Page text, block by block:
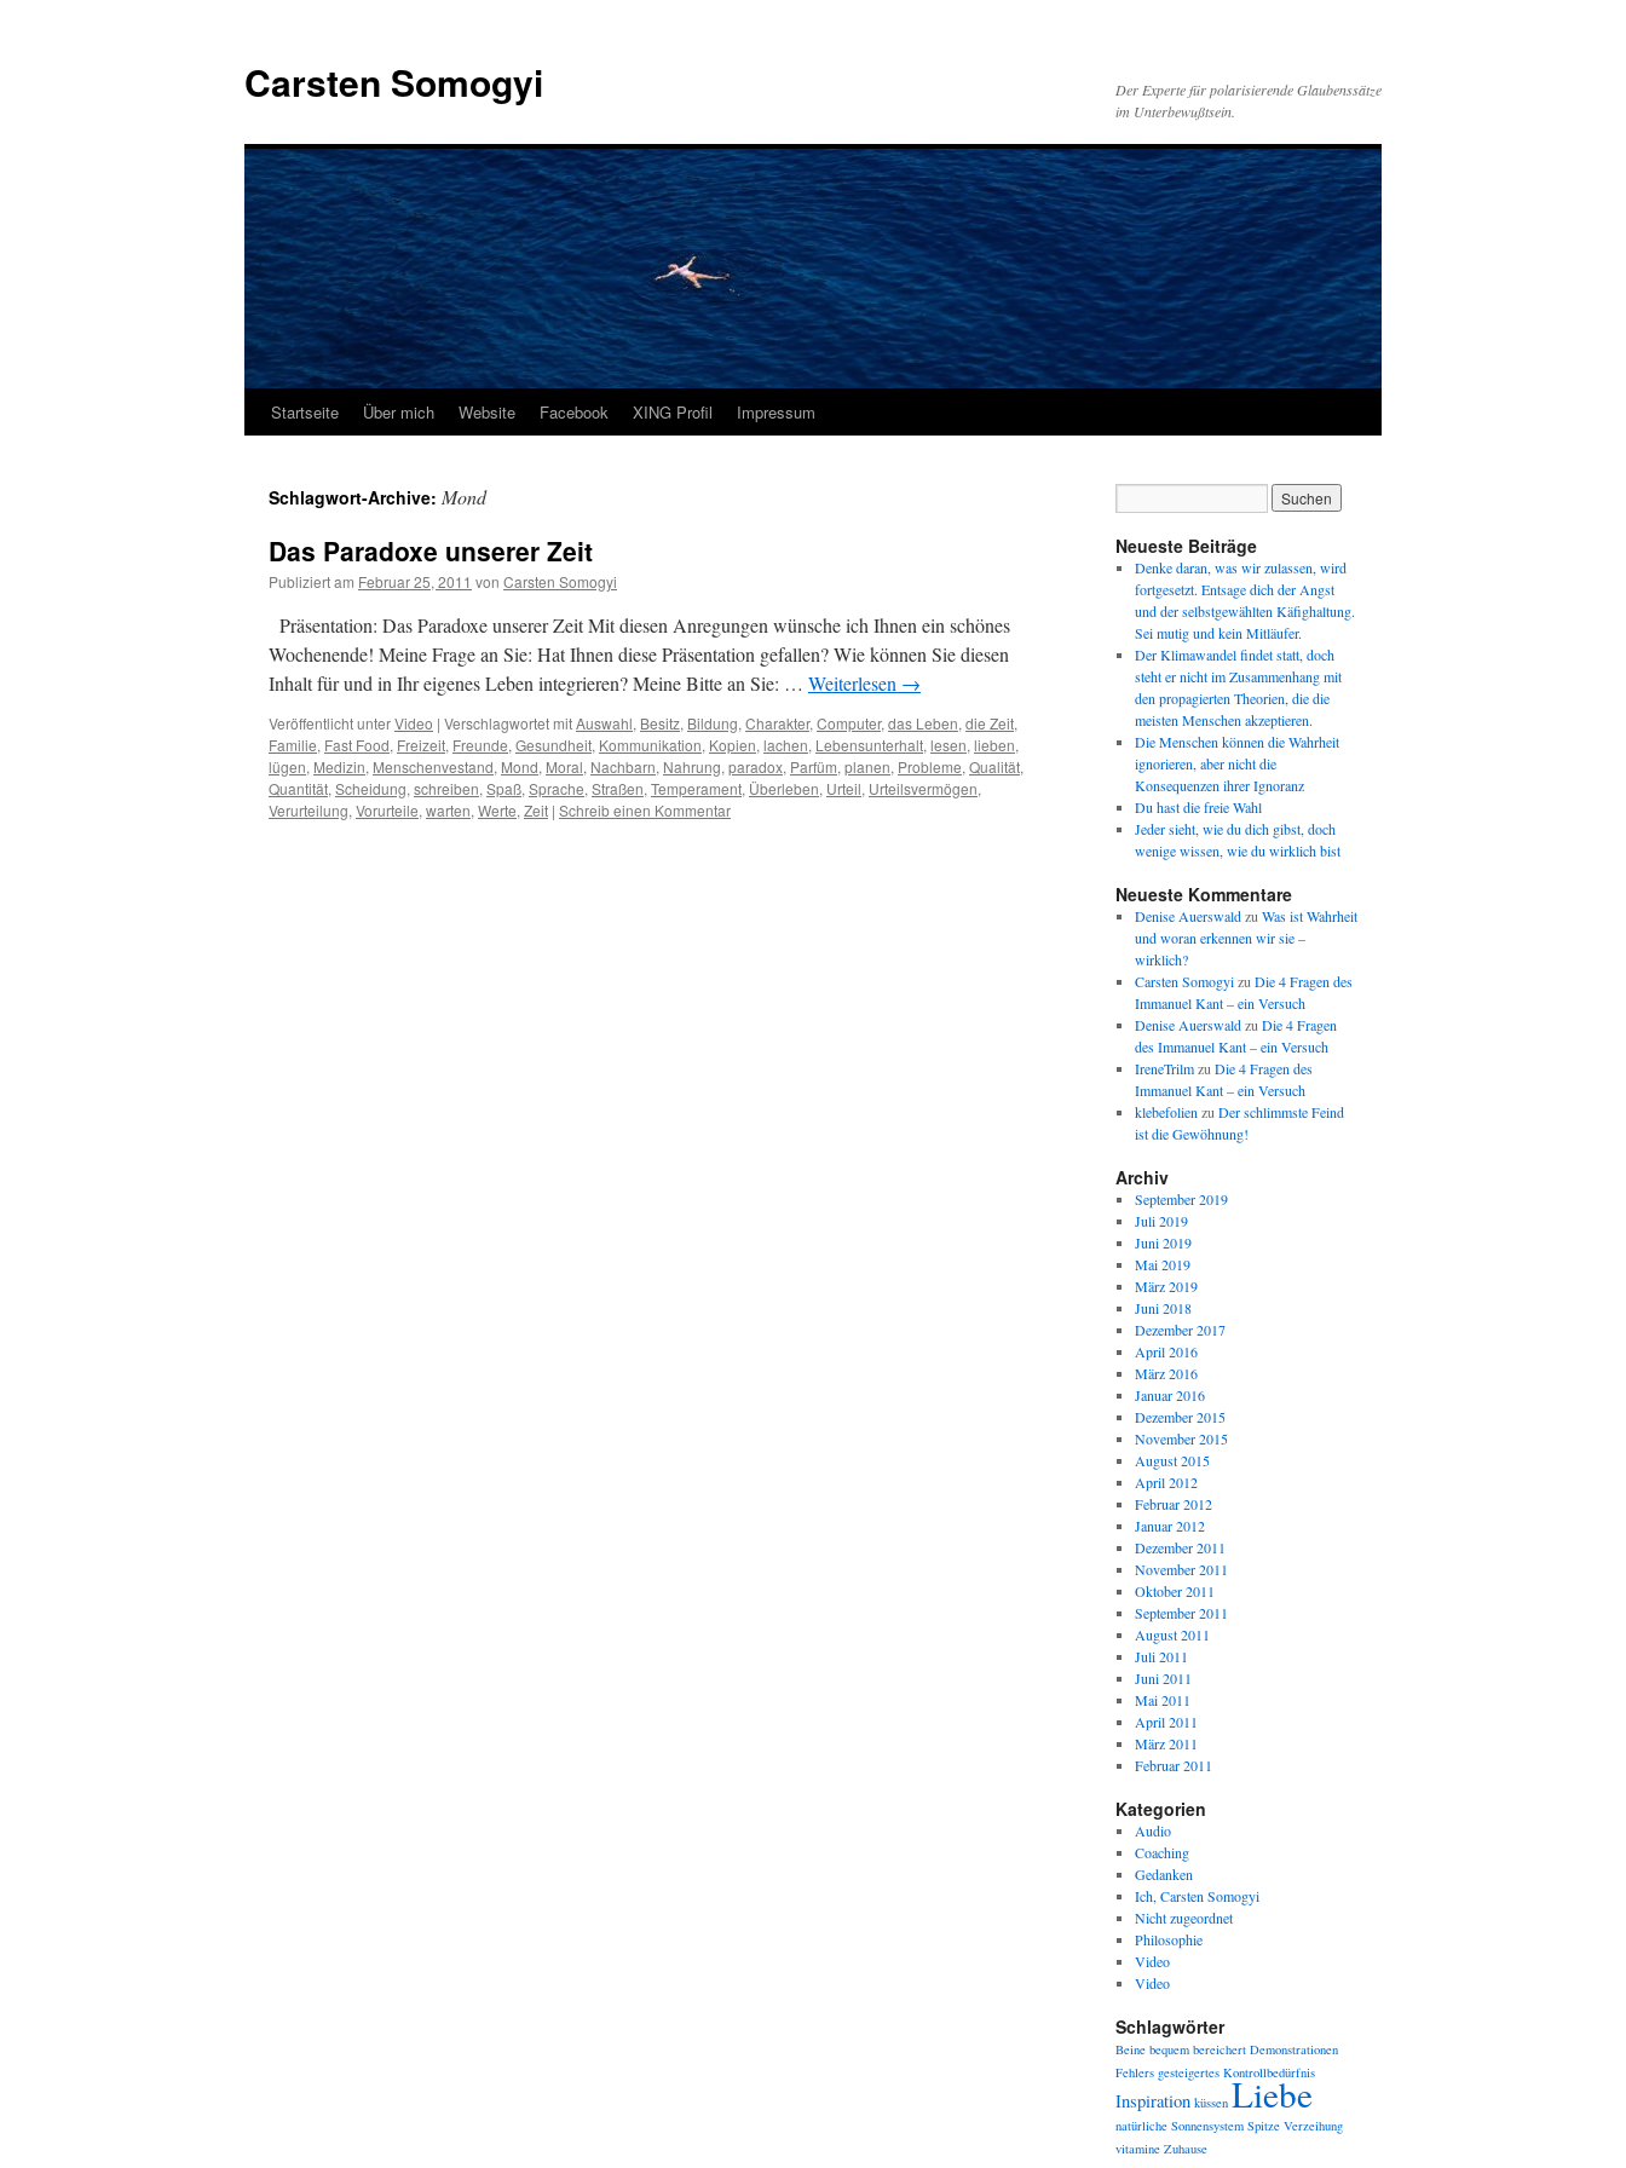
Carsten Somogyi
Der Experte für polarisierende Glaubenssätze
im Unterbewußtsein.
Zum
springen
Startseite Über mich Website Facebook XING Profil Impressum
Schlagwort-Archive: Mond
Das Paradoxe unserer Zeit
Publiziert am Februar 25, 2011 von Carsten Somogyi
Präsentation: Das Paradoxe unserer Zeit Mit diesen Anregungen wünsche ich Ihnen ein schönes
Wochenende! Meine Frage an Sie: Hat Ihnen diese Präsentation gefallen? Wie können Sie diesen
Inhalt für und in Ihr eigenes Leben integrieren? Meine Bitte an Sie: … Weiterlesen →
Veröffentlicht unterVideo | Verschlagwortet mitAuswahl, Besitz, Bildung, Charakter, Computer, das Leben, die Zeit,
Familie, Fast Food, Freizeit, Freunde, Gesundheit, Kommunikation, Kopien, lachen, Lebensunterhalt, lesen, lieben,
lügen, Medizin, Menschenvestand, Mond, Moral, Nachbarn, Nahrung, paradox, Parfüm, planen, Probleme, Qualität,
Quantität, Scheidung, schreiben, Spaß, Sprache, Straßen, Temperament, Überleben, Urteil, Urteilsvermögen,
Verurteilung, Vorurteile, warten, Werte, Zeit | Schreib einen Kommentar
Neueste Beiträge
Denke daran, was wir zulassen, wird
fortgesetzt. Entsage dich der Angst
und der selbstgewählten Käfighaltung.
Sei mutig und kein Mitläufer.
Der Klimawandel findet statt, doch
steht er nicht im Zusammenhang mit
den propagierten Theorien, die die
meisten Menschen akzeptieren.
Die Menschen können die Wahrheit
ignorieren, aber nicht die
Konsequenzen ihrer Ignoranz
Du hast die freie Wahl
Jeder sieht, wie du dich gibst, doch
wenige wissen, wie du wirklich bist
Neueste Kommentare
Denise Auerswaldzu Was ist Wahrheit
und woran erkennen wir sie –
wirklich?
Carsten Somogyizu Die 4 Fragen des
Immanuel Kant – ein Versuch
Denise Auerswaldzu Die 4 Fragen
des Immanuel Kant – ein Versuch
IreneTrilmzu Die 4 Fragen des
Immanuel Kant – ein Versuch
klebefolien zu Der schlimmste Feind
ist die Gewöhnung!
Archiv
September 2019
Juli 2019
Juni 2019
Mai 2019
März 2019
Juni 2018
Dezember 2017
April 2016
März 2016
Januar 2016
Dezember 2015
November 2015
August 2015
April 2012
Februar 2012
Januar 2012
Dezember 2011
November 2011
Oktober 2011
September 2011
August 2011
Juli 2011
Juni 2011
Mai 2011
April 2011
März 2011
Februar 2011
Kategorien
Audio
Coaching
Gedanken
Ich, Carsten Somogyi
Nicht zugeordnet
Philosophie
Video
Video
Schlagwörter
Beine bequem bereichert Demonstrationen
Fehlers gesteigertes Kontrollbedürfnis
Inspiration küssen Liebe
natürliche Sonnensystem Spitze Verzeihung
vitamine Zuhause